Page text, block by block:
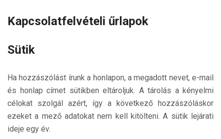
Kapcsolatfelvételi űrlapok
Sütik
Ha hozzászólást írunk a honlapon, a megadott nevet, e-mail
és honlap címet sütikben eltároljuk. A tárolás a kényelmi
célokat szolgál azért, így a következő hozzászóláskor
ezeket a mező adatokat nem kell kitölteni. A sütik lejárati
ideje egy év.